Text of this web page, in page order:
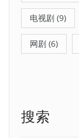
电视剧 (9)
网剧 (6)
搜索